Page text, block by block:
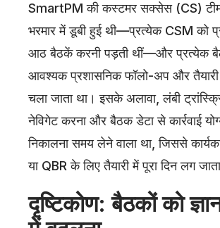
SmartPM की कस्टमर सक्सेस (CS)
भरमार में डूबी हुई थी—प्रत्येक CSM को
आठ बैठकें करनी पड़ती थीं—और प्रत्येक
आवश्यक प्रशासनिक फॉलो-अप और तैयारी
चला जाता था। इसके अलावा, लंबी
नेविगेट करना और बैठक डेटा से कार्रवाई
निकालना समय लेने वाला था, जिससे
या QBR के लिए तैयारी में पूरा दिन लग
दृष्टिकोण: बैठकों को